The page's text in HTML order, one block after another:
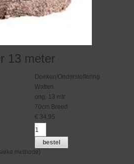
13 meter
Doeken/Onderstoffering
Watten
ong. 13 mtr
70cm Breed
€ 34,95
bestel
methode)